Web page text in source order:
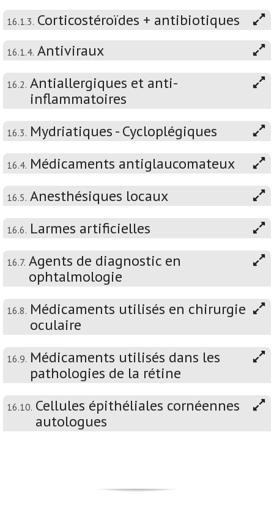
16.1.3. Corticostéroïdes + antibiotiques
16.1.4. Antiviraux
16.2. Antiallergiques et anti-
inflammatoires
16.3. Mydriatiques - Cycloplégiques
16.4. Médicaments antiglaucomateux
16.5. Anesthésiques locaux
16.6. Larmes artificielles
16.7. Agents de diagnostic en
ophtalmologie
16.8. Médicaments utilisés en chirurgie
oculaire
16.9. Médicaments utilisés dans les
pathologies de la rétine
16.10. Cellules épithéliales cornéennes
autologues